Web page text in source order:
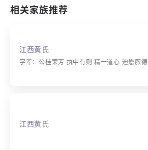
相关家族推荐
江西黄氏
字辈：公桂荣芳 执中有则 精一道心 迪懋厥德
江西黄氏